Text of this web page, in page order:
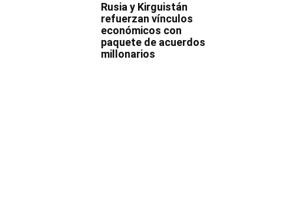
Rusia y Kirguistán
refuerzan vínculos
económicos con
paquete de acuerdos
millonarios